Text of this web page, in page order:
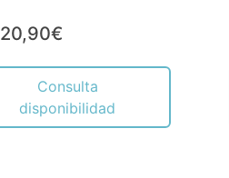
20,90€
Consulta
disponibilidad